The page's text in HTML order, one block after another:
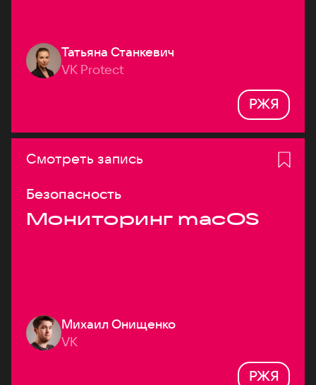
Татьяна Станкевич
VK Protect
РЖЯ
Смотреть запись
Безопасность
Мониторинг macOS
Михаил Онищенко
VK
РЖЯ